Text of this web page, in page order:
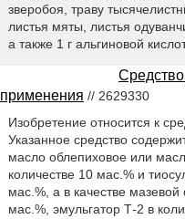
зверобоя, траву
листья мяты, листья
а также 1 г альгиновой
применения // 2629330
Изобретение относится к
Указанное средство
масло облепиховое или
количестве 10 мас.% и
мас.%, а в качестве
мас.%, эмульгатор Т-2 в